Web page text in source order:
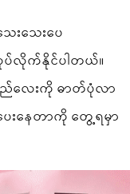
းသေးပေ
ပ်လိုက်နိုင်ပါတယ်။
ည်လေးကို ဓာတ်ပုံလာ
နေတာကို တွေ့ရမှာ